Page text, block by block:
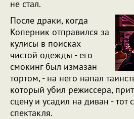
не стал.
После драки, когда
Коперник отправился за
кулисы в поисках
чистой одежды - его
смокинг был измазан
тортом, - на него напал
который убил режиссера,
сцену и усадил на диван - тот
спектакля.